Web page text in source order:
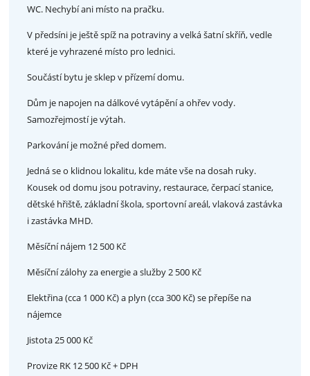
WC. Nechybí ani místo na pračku.
V předsíni je ještě spíž na potraviny a velká šatní skříň, vedle
které je vyhrazené místo pro lednici.
Součástí bytu je sklep v přízemí domu.
Dům je napojen na dálkové vytápění a ohřev vody.
Samozřejmostí je výtah.
Parkování je možné před domem.
Jedná se o klidnou lokalitu, kde máte vše na dosah ruky.
Kousek od domu jsou potraviny, restaurace, čerpací stanice,
dětské hřiště, základní škola, sportovní areál, vlaková zastávka
i zastávka MHD.
Měsíční nájem 12 500 Kč
Měsíční zálohy za energie a služby 2 500 Kč
Elektřina (cca 1 000 Kč) a plyn (cca 300 Kč) se přepíše na
nájemce
Jistota 25 000 Kč
Provize RK 12 500 Kč + DPH